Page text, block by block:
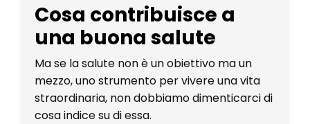
Cosa contribuisce a
una buona salute
Ma se la salute non è un obiettivo ma un
mezzo, uno strumento per vivere una vita
straordinaria, non dobbiamo dimenticarci di
cosa indice su di essa.